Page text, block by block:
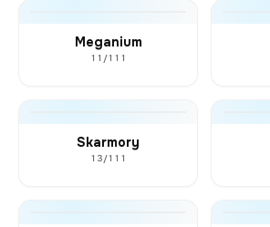
Meganium
11/111
Skarmory
13/111